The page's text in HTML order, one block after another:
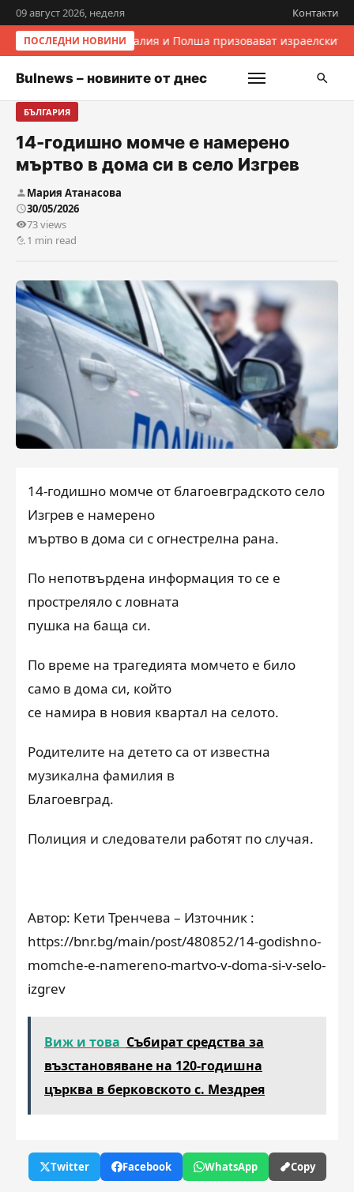
09 август 2026, неделя Контакти
ПОСЛЕДНИ НОВИНИИталия и Полша призовават
Bulnews – новините от днес
БЪЛГАРИЯ
14-годишно момче е намерено
мъртво в дома си в село Изгрев
Мария Атанасова
30/05/2026
73 views
1 min read
14-годишно момче от благоевградското село
Изгрев е намерено
мъртво в дома си с огнестрелна рана.
По непотвърдена информация то се е
простреляло с ловната
пушка на баща си.
По време на трагедията момчето е било
само в дома си, който
се намира в новия квартал на селото.
Родителите на детето са от известна
музикална фамилия в
Благоевград.
Полиция и следователи работят по случая.
Автор: Кети Тренчева – Източник :
https://bnr.bg/main/post/480852/14-godishno-
momche-e-namereno-martvo-v-doma-si-v-selo-
izgrev
Виж и това Събират средства за
възстановяване на 120-годишна
църква в берковското с. Мездрея
Twitter Facebook WhatsApp Copy